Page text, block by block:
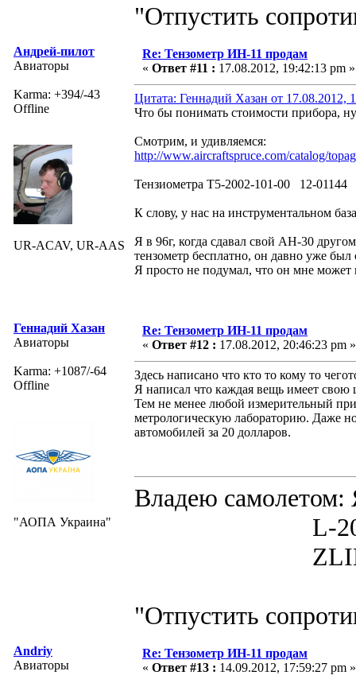
"Отпустить
Андрей-пилот
Авиаторы
Karma: +394/-43
Offline
UR-ACAV, UR-AAS
Re: Тензометр ИН-11 продам
« Ответ #11 : 17.08.2012, 19:42:13 pm »
Цитата: Геннадий Хазан от 17.08.2012,
Что бы понимать стоимости прибора,
Смотрим, и удивляемся:
http://www.aircraftspruce.com/catalog/
Тензиометра T5-2002-101-00 12-01144
К слову, у нас на инструментальном
Я в 96г, когда сдавал свой АН-30
тензометр бесплатно, он давно уже был
Я просто не подумал, что он мне может
Геннадий Хазан
Авиаторы
Karma: +1087/-64
Offline
"АОПА Украина"
Re: Тензометр ИН-11 продам
« Ответ #12 : 17.08.2012, 20:46:23 pm »
Здесь написано что кто то кому то
Я написал что каждая вещь имеет свою
Тем не менее любой измерительный
метрологическую лабораторию. Даже
автомобилей за 20 долларов.
Владею
L-200D
ZLIN 526
"Отпустить
Andriy
Авиаторы
Re: Тензометр ИН-11 продам
« Ответ #13 : 14.09.2012, 17:59:27 pm »